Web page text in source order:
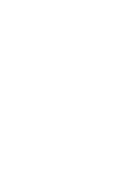
la ambición y